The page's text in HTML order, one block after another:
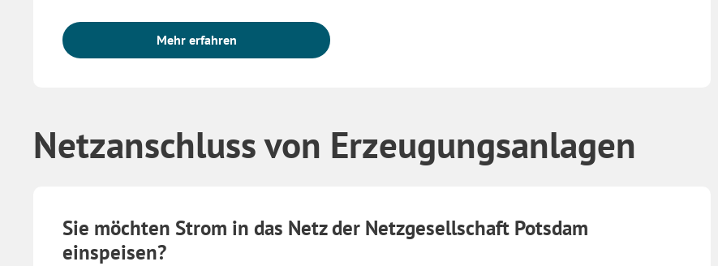
Mehr erfahren
Netzanschluss von Erzeugungsanlagen
Sie möchten Strom in das Netz der Netzgesellschaft Potsdam
einspeisen?